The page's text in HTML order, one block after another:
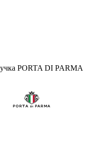
PORTA DI PARMA